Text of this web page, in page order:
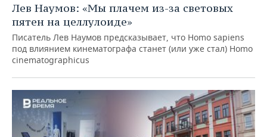
Лев Наумов: «Мы плачем из-за световых
пятен на целлулоиде»
Писатель Лев Наумов предсказывает, что Homo sapiens
под влиянием кинематографа станет (или уже стал) Homo
cinematographicus